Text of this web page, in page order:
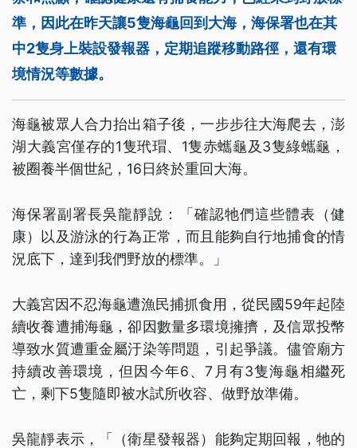
準，因此在昨天讓5隻海龜回到大海，海保署也在其
中2隻身上裝設發報器，定期追蹤移動路徑，還有環
境情況等數據。
海龜被眾人合力抬出箱子後，一步步往大海爬去，澎
湖大義宮僅存的1隻玳瑁、1隻赤蠵龜及3隻綠蠵龜，
被圈養半個世紀，16日終於重回大海。
海保署副署長吳龍靜說：「確認牠們這些體表（健
康）以及游泳的行為正常，而且能夠自行地捕食的情
況底下，達到我們野放的標準。」
大義宮因不忍海龜遭漁民捕抓食用，從民國59年起陸
續收養遭捕海龜，卻因數量多環境擁擠，及信眾投幣
導致水質遭重金屬汙染等問題，引起爭議。儘管廟方
持續改善環境，但因今年6、7月有3隻海龜相繼死
亡，剩下5隻隨即被水試所收容、做野放準備。
吳龍靜表示，「（衛星發報器）能夠定期回報，牠的